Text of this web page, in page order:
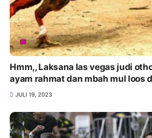
Hmm,, Laksana las vegas judi
ayam rahmat dan mbah mul loos
JULI 19, 2023